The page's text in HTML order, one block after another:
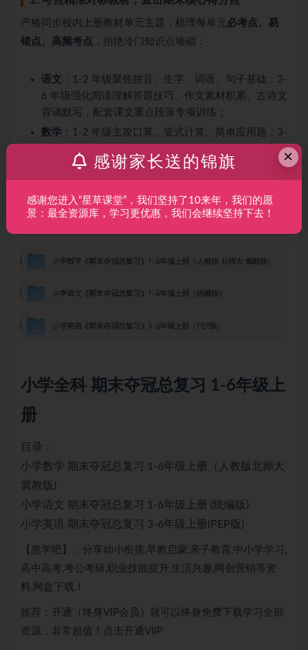
严格同步校内上册教材单元主题，梳理每单元必考点、易
错点、高频考点 ，拒绝冷门知识点堆砌：
语文 ：1-2 年级聚焦拼音、生字、词语、句子基础；3-
6 年级强化阅读理解答题技巧、作文素材积累、古诗文
背诵默写，配套课文重点段落专项训练；
数学 ：1-2 年级主攻口算、竖式计算、简单应用题；3-
6 年级突破图形几何、方程应用、统计概率等重难点，
提炼解题公式与步骤模板；
年级强化单词默写、语法应用、情景对话与小短文写
作，贴合人教 PEP 版教材内容。
小学全科 期末夺冠总复习 1-6年级上
册
目录：
小学数学 期末夺冠总复习 1-6年级上册（人教版北师大
冀教版)
小学语文 期末夺冠总复习 1-6年级上册 (统编版)
小学英语 期末夺冠总复习 3-6年级上册(PEP版)
【惠学吧】：分享幼小衔接,早教启蒙,亲子教育,中小学学习,
高中高考,考公考研,职业技能提升,生活兴趣,网创营销等资
料,网盘下载！
推荐：开通（终身VIP会员）就可以终身免费下载学习全部
资源，非常超值！点击开通VIIP
×
感谢家长送的锦旗
感谢您进入“星草课堂”，我们坚持了10来年，我们的愿
景：最全资源库，学习更优惠，我们会继续坚持下去！